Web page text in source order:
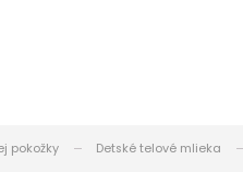
pokožky Detské telové mlieka